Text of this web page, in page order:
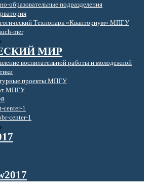
образовательные подразделения
Технопарк «Кванториум» МПГУ
МИР
воспитательной работы и молодежной
проекты МПГУ
МПГУ